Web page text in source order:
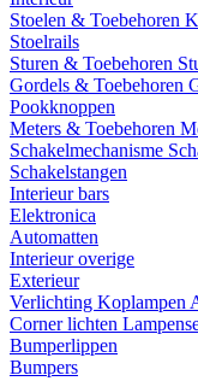
Stoelen & Toebehoren
Stoelrails
Sturen & Toebehoren
Gordels & Toebehoren
Pookknoppen
Meters & Toebehoren
Schakelmechanisme
Schakelstangen
Interieur bars
Elektronica
Automatten
Interieur overige
Exterieur
Verlichting Koplampen
Corner lichten
Bumperlippen
Bumpers